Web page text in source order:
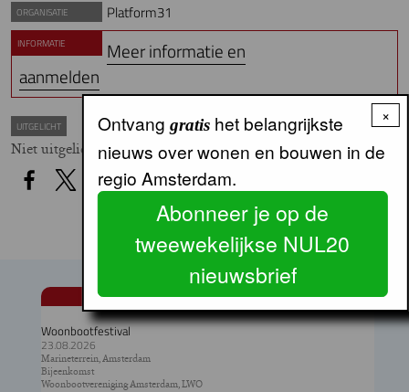
ORGANISATIE Platform31
INFORMATIE
Meer informatie en
aanmelden
UITGELICHT
Niet uitgelicht
AGENDA
Woonbootfestival
23.08.2026
Marineterrein, Amsterdam
Bijeenkomst
Woonbootvereniging Amsterdam, LWO
×
Ontvang gratishet belangrijkste
nieuws over wonen en bouwen in de
regio Amsterdam.
Abonneer je op de
tweewekelijkse NUL20
nieuwsbrief